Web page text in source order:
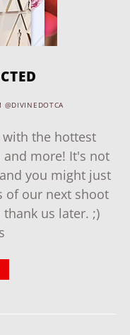
@DIVINEDOTCA
the hottest
and more! It's not
you might just
of our next shoot
thank us later. ;)